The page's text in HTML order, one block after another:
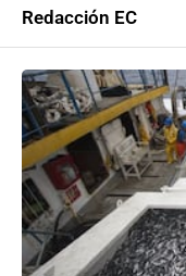
Redacción EC